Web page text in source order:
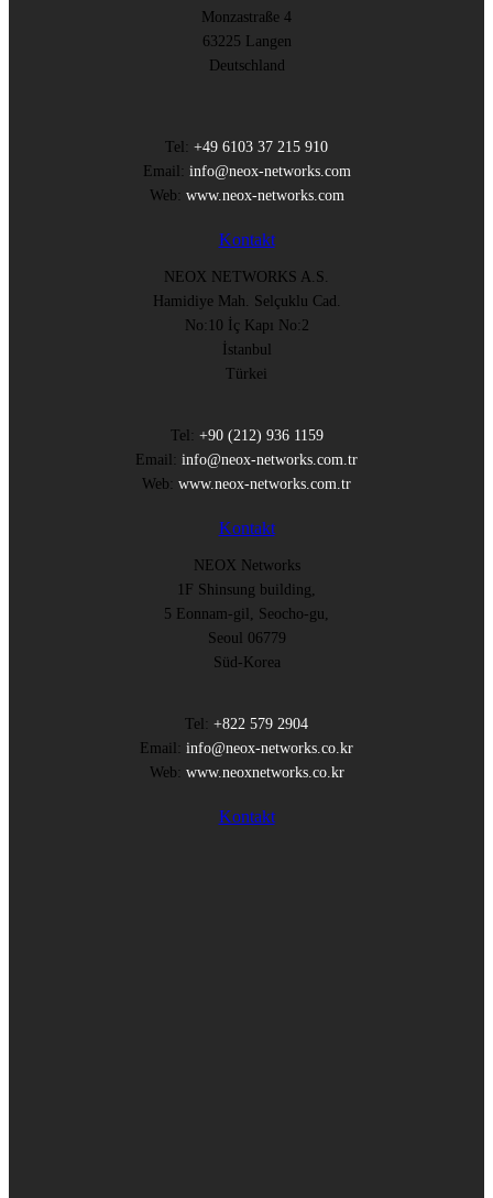
Monzastraße 4
63225 Langen
Deutschland
Tel: +49 6103 37 215 910
Email: info@neox-networks.com
Web: www.neox-networks.com
Kontakt
NEOX NETWORKS A.S.
Hamidiye Mah. Selçuklu Cad.
No:10 İç Kapı No:2
İstanbul
Türkei
Tel: +90 (212) 936 1159
Email: info@neox-networks.com.tr
Web: www.neox-networks.com.tr
Kontakt
NEOX Networks
1F Shinsung building,
5 Eonnam-gil, Seocho-gu,
Seoul 06779
Süd-Korea
Tel: +822 579 2904
Email: info@neox-networks.co.kr
Web: www.neoxnetworks.co.kr
Kontakt